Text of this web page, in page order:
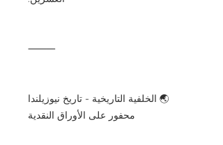
⸻
🌏 الخلفية التاريخية - تاريخ نيوزيلندا
محفور على الأوراق النقدية